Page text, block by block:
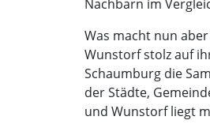
Nachbarn im
Was macht nun
Wunstorf stolz auf
Schaumburg die
der Städte,
und Wunstorf liegt